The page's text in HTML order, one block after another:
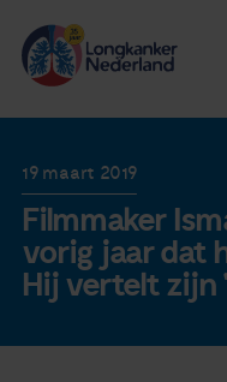
Longkanker
Leven met
Ervaringen
19 maart 2019
Filmmaker
vorig jaar dat
Hij vertelt zijn